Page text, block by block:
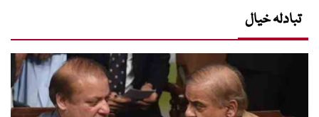
تبادلہ خیال